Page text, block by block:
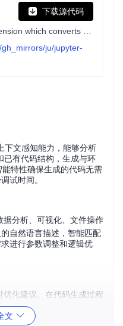
下载源代码
ju/jupyter-
下文感知能力，能够分析
已有代码结构，生成与环
特性确保生成的代码无需
试时间。
据分析、可视化、文件操作
自然语言描述，智能匹配
进行参数调整和逻辑优
化建议。在代码生成过程
能瓶颈、语法不规范等，
质量的Python代码。
文